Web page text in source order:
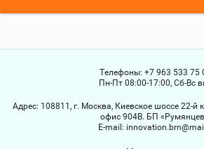
Телефоны: +7 963 533 75
Пн-Пт 08:00-17:00, Сб-Вс
Адрес: 108811, г. Москва, Киевское шоссе 22-й
офис 904В. БП
Е-mail: